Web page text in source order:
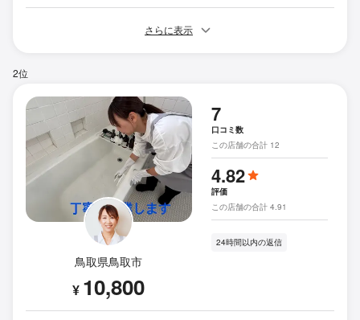
さらに表示
2位
鳥取県鳥取市
¥ 10,800
7
口コミ数
この店舗の合計 12
4.82
評価
この店舗の合計 4.91
24時間以内の返信